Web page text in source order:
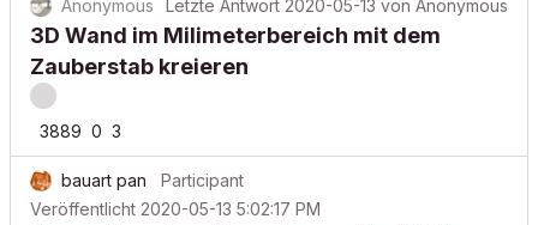
Anonymous Letzte Antwort 2020-05-13 von Anonymous
3D Wand im Milimeterbereich mit dem
Zauberstab kreieren
3889 0 3
bauart pan
Participant
Veröffentlicht 2020-05-13 5:02:17 PM